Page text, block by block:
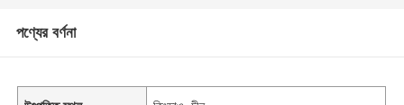
পণ্যের বর্ণনা